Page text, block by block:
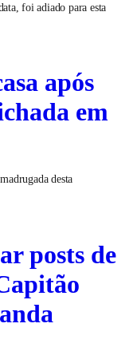
foi adiado para esta
após
em
desta
posts de